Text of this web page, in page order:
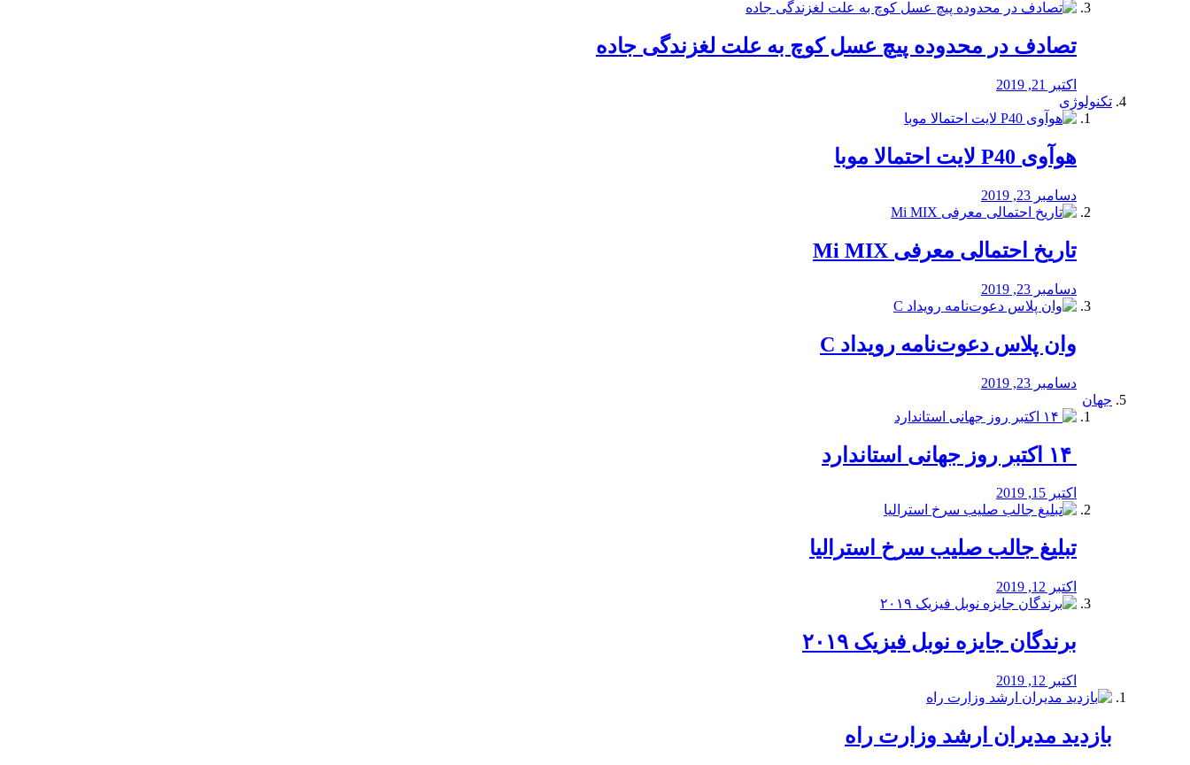
تصادف در محدوده پیچ عسل کوچ به علت لغزندگی جاده
اکتبر 21, 2019
تکنولوژی
هوآوی P40 لایت احتمالا موبا
دسامبر 23, 2019
تاریخ احتمالی معرفی Mi MIX
دسامبر 23, 2019
وان پلاس دعوت‌نامه رویداد C
دسامبر 23, 2019
جهان
اکتبر 15, 2019
تبلیغ جالب صلیب سرخ استرالیا
اکتبر 12, 2019
برندگان جایزه نوبل فیزیک ۲۰۱۹
اکتبر 12, 2019
بازدید مدیران ارشد وزارت راه